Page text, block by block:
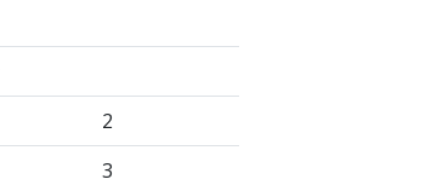
2
3